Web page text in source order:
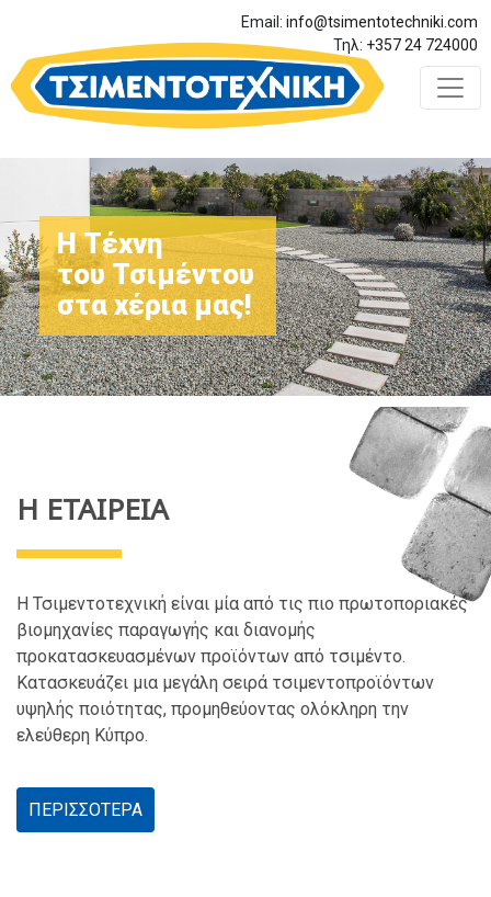
Email: info@tsimentotechniki.com
Τηλ: +357 24 724000
Η Τέχνη
του Τσιμέντου
στα χέρια μας!
Η ΕΤΑΙΡΕΙΑ
Η Τσιμεντοτεχνική είναι μία από τις πιο πρωτοποριακές
βιομηχανίες παραγωγής και διανομής
προκατασκευασμένων προϊόντων από τσιμέντο.
Κατασκευάζει μια μεγάλη σειρά τσιμεντοπροϊόντων
υψηλής ποιότητας, προμηθεύοντας ολόκληρη την
ελεύθερη Κύπρο.
ΠΕΡΙΣΣΟΤΕΡΑ